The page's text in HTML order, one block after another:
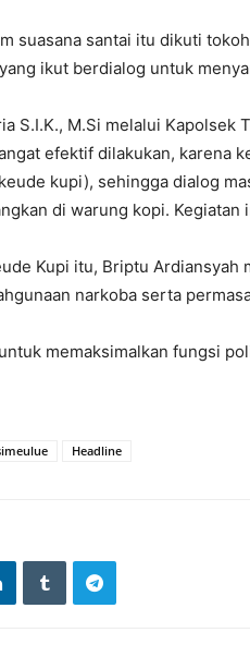
suasana santai itu dikuti
ikut berdialog untuk
S.I.K., M.Si melalui Kapolsek
efektif dilakukan, karena
kupi), sehingga dialog
di warung kopi. Kegiatan
Kupi itu, Briptu
narkoba serta
memaksimalkan fungsi
Headline